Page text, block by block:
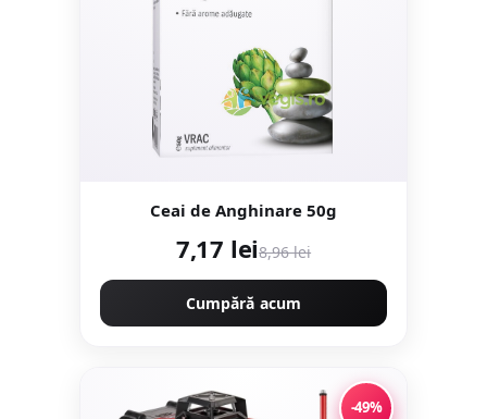
Ceai de Anghinare 50g
7,17 lei8,96 lei
Cumpără acum
-49%